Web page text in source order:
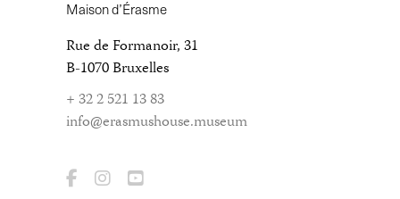
Maison d’Érasme
Rue de Formanoir, 31
B-1070 Bruxelles
+ 32 2 521 13 83
info@erasmushouse.museum